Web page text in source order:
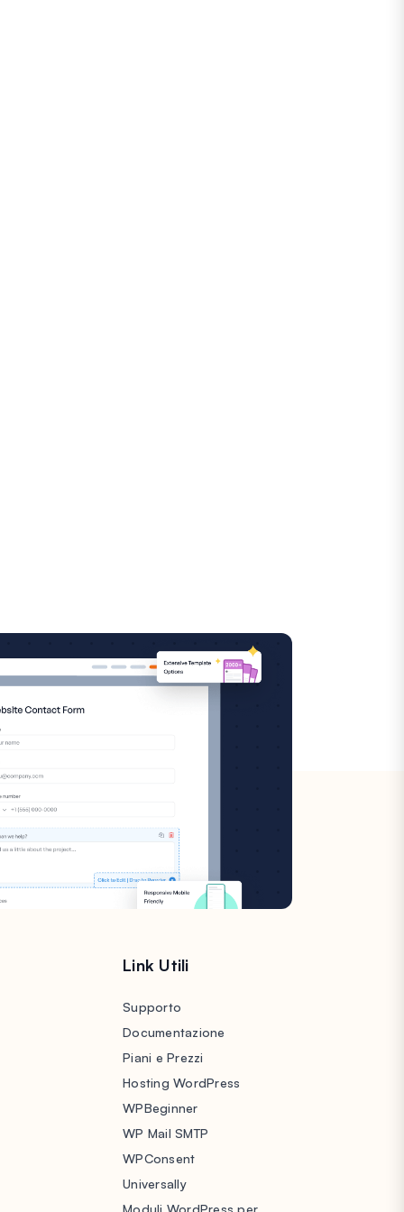
Link Utili
Supporto
Documentazione
Piani e Prezzi
Hosting WordPress
WPBeginner
WP Mail SMTP
WPConsent
Universally
Moduli WordPress per